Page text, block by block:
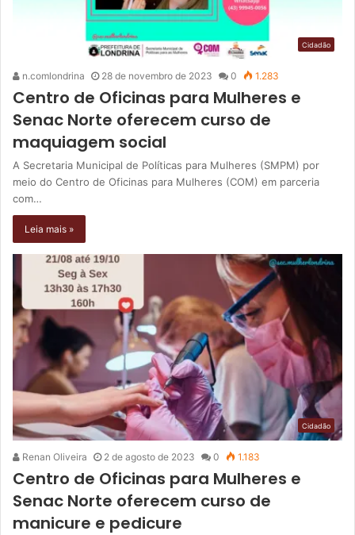
Cidadão
n.comlondrina 28 de novembro de 2023 0 1.283
Centro de Oficinas para Mulheres e
Senac Norte oferecem curso de
maquiagem social
A Secretaria Municipal de Políticas para Mulheres (SMPM) por
meio do Centro de Oficinas para Mulheres (COM) em parceria
com…
Leia mais »
Cidadão
Renan Oliveira 2 de agosto de 2023 0 1.183
Centro de Oficinas para Mulheres e
Senac Norte oferecem curso de
manicure e pedicure